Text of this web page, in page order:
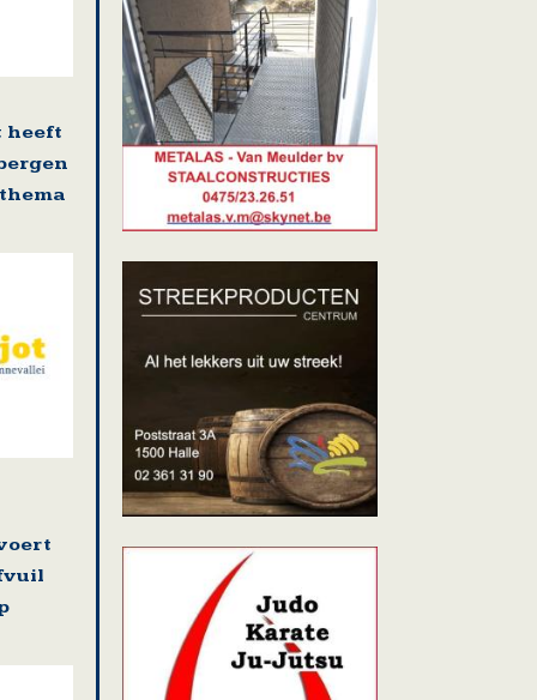
heeft